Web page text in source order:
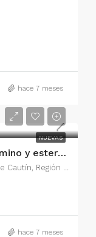
hace 7 meses
NUEVAS
Parcela 1 hectárea con orilla camino y estero Huililco
Estero Huililco, Curarrehue, Provincia de Cautín, Región de la Araucanía, Chile
hace 7 meses